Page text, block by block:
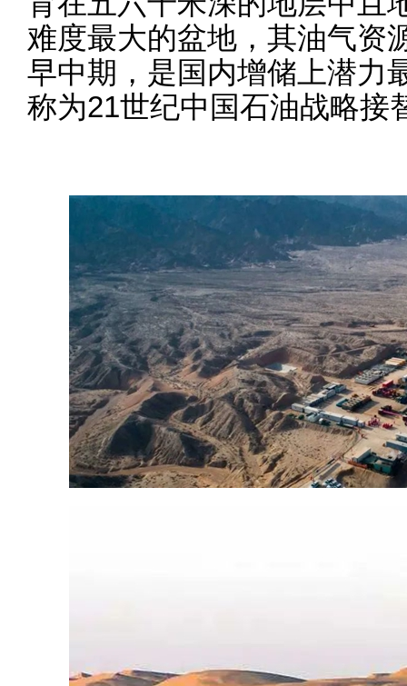
难度最大的盆地，其油气资
早中期，是国内增储上潜力
称为21世纪中国石油战略接